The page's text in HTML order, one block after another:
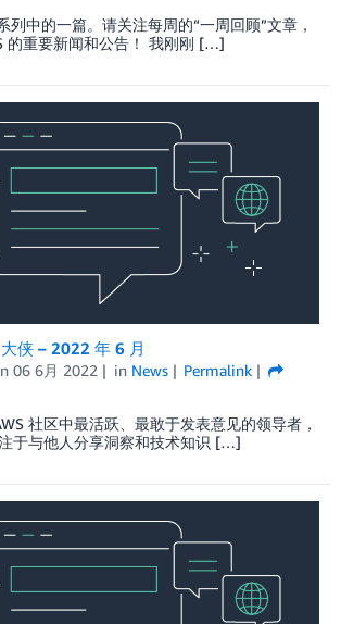
列中的一篇。请关注每周的“一周回顾”文章，
的重要新闻和公告！ 我刚刚 […]
侠 – 2022 年 6 月
06 6月 2022 in News
Permalink
社区中最活跃、最敢于发表意见的领导者，
于与他人分享洞察和技术知识 […]